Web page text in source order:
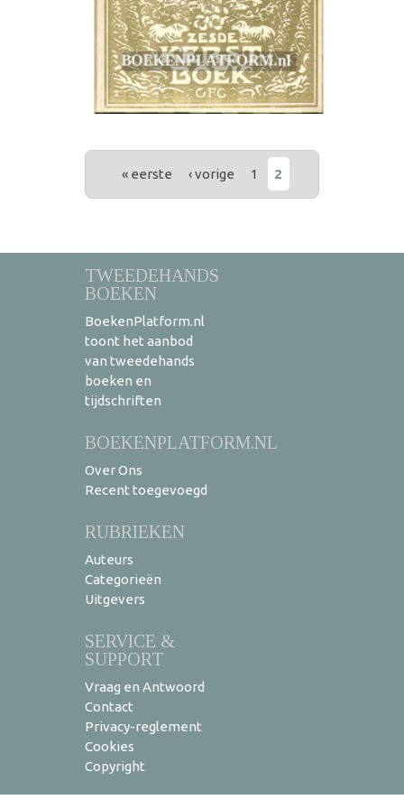
PAGINA'S
« eerste ‹ vorige 1 2
TWEEDEHANDS
BOEKEN
BoekenPlatform.nl
toont het aanbod
van tweedehands
boeken en
tijdschriften
BOEKENPLATFORM.NL
Over Ons
Recent toegevoegd
RUBRIEKEN
Auteurs
Categorieën
Uitgevers
SERVICE &
SUPPORT
Vraag en Antwoord
Contact
Privacy-reglement
Cookies
Copyright